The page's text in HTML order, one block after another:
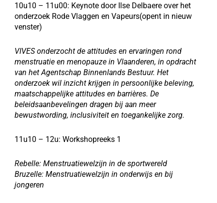
10u10 – 11u00: Keynote door Ilse Delbaere over het
onderzoek Rode Vlaggen en Vapeurs(opent in nieuw
venster)
VIVES onderzocht de attitudes en ervaringen rond
menstruatie en menopauze in Vlaanderen, in opdracht
van het Agentschap Binnenlands Bestuur. Het
onderzoek wil inzicht krijgen in persoonlijke beleving,
maatschappelijke attitudes en barrières. De
beleidsaanbevelingen dragen bij aan meer
bewustwording, inclusiviteit en toegankelijke zorg.
1 1u10 – 12u: Workshopreeks 1
Rebelle: Menstruatiewelzijn in de sportwereld
Bruzelle: Menstruatiewelzijn in onderwijs en bij
jongeren